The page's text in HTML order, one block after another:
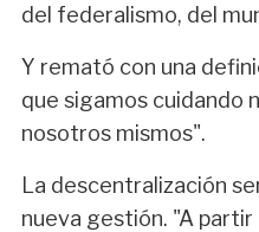
del federalismo, del
Y remató con una
que sigamos cuidando
nosotros mismos".
La descentralización
nueva gestión. "A